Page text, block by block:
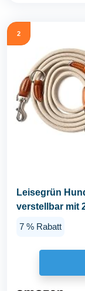
2
Leisegrün
verstellbar mit
7 % Rabatt